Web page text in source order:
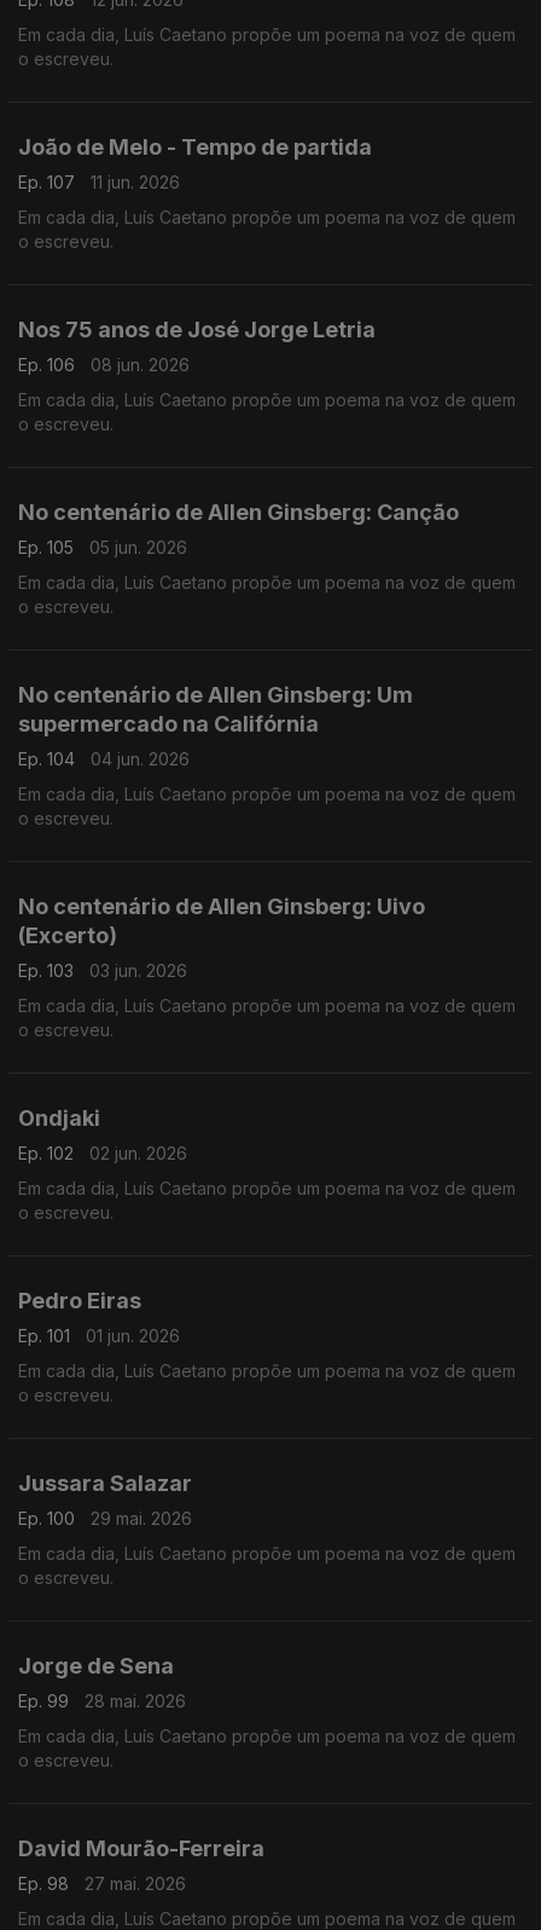
Em cada dia, Luís Caetano propõe um poema na voz de quem
o escreveu.
João de Melo - Tempo de partida
Ep. 107
11 jun. 2026
Em cada dia, Luís Caetano propõe um poema na voz de quem
o escreveu.
Nos 75 anos de José Jorge Letria
Ep. 106
08 jun. 2026
Em cada dia, Luís Caetano propõe um poema na voz de quem
o escreveu.
No centenário de Allen Ginsberg: Canção
Ep. 105
05 jun. 2026
Em cada dia, Luís Caetano propõe um poema na voz de quem
o escreveu.
No centenário de Allen Ginsberg: Um
supermercado na Califórnia
Ep. 104
04 jun. 2026
Em cada dia, Luís Caetano propõe um poema na voz de quem
o escreveu.
No centenário de Allen Ginsberg: Uivo
(Excerto)
Ep. 103
03 jun. 2026
Em cada dia, Luís Caetano propõe um poema na voz de quem
o escreveu.
Ondjaki
Ep. 102
02 jun. 2026
Em cada dia, Luís Caetano propõe um poema na voz de quem
o escreveu.
Pedro Eiras
Ep. 101
01 jun. 2026
Em cada dia, Luís Caetano propõe um poema na voz de quem
o escreveu.
Jussara Salazar
Ep. 100
29 mai. 2026
Em cada dia, Luís Caetano propõe um poema na voz de quem
o escreveu.
Jorge de Sena
Ep. 99
28 mai. 2026
Em cada dia, Luís Caetano propõe um poema na voz de quem
o escreveu.
David Mourão-Ferreira
Ep. 98
27 mai. 2026
Em cada dia, Luís Caetano propõe um poema na voz de quem